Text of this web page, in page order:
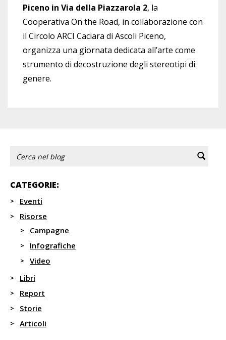
Piceno in Via della Piazzarola 2, la
Cooperativa On the Road, in collaborazione con
il Circolo ARCI Caciara di Ascoli Piceno,
organizza una giornata dedicata all’arte come
strumento di decostruzione degli stereotipi di
genere.
CATEGORIE:
Eventi
Risorse
Campagne
Infografiche
Video
Libri
Report
Storie
Articoli